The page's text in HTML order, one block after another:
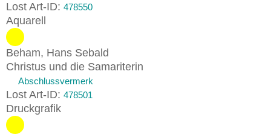
Lost Art-ID: 478550
Aquarell
Beham, Hans Sebald
Christus und die Samariterin
Abschlussvermerk
Lost Art-ID: 478501
Druckgrafik